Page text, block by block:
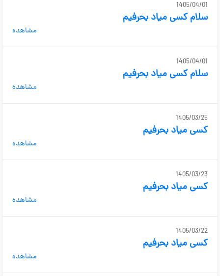
1405/04/01
سلام کسی میاد بحرفیم
مشاهده
1405/04/01
سلام کسی میاد بحرفیم
مشاهده
1405/03/25
کسی میاد بحرفیم
مشاهده
1405/03/23
کسی میاد بحرفیم
مشاهده
1405/03/22
کسی میاد بحرفیم
مشاهده